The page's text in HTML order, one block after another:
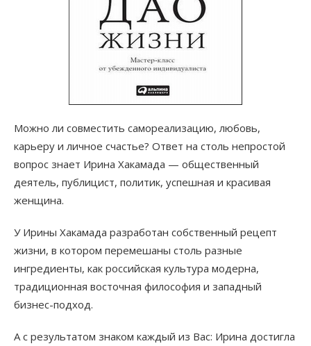
Можно ли совместить самореализацию, любовь,
карьеру и личное счастье? Ответ на столь непростой
вопрос знает Ирина Хакамада — общественный
деятель, публицист, политик, успешная и красивая
женщина.
У Ирины Хакамада разработан собственный рецепт
жизни, в котором перемешаны столь разные
ингредиенты, как российская культура модерна,
традиционная восточная философия и западный
бизнес-подход.
А с результатом знаком каждый из Вас: Ирина достигла